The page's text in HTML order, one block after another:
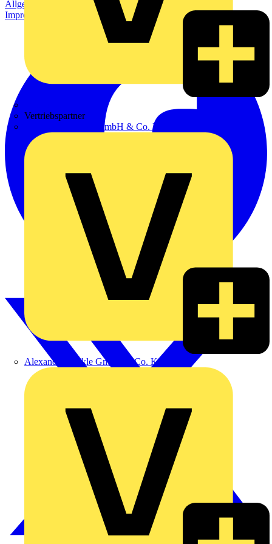
Vertriebspartner
Adalbert Zajadacz GmbH & Co. KG
Alexander Bürkle GmbH & Co. KG
Allgemeine Geschäftsbedingungen
Datenschutzerklärung
Impressum